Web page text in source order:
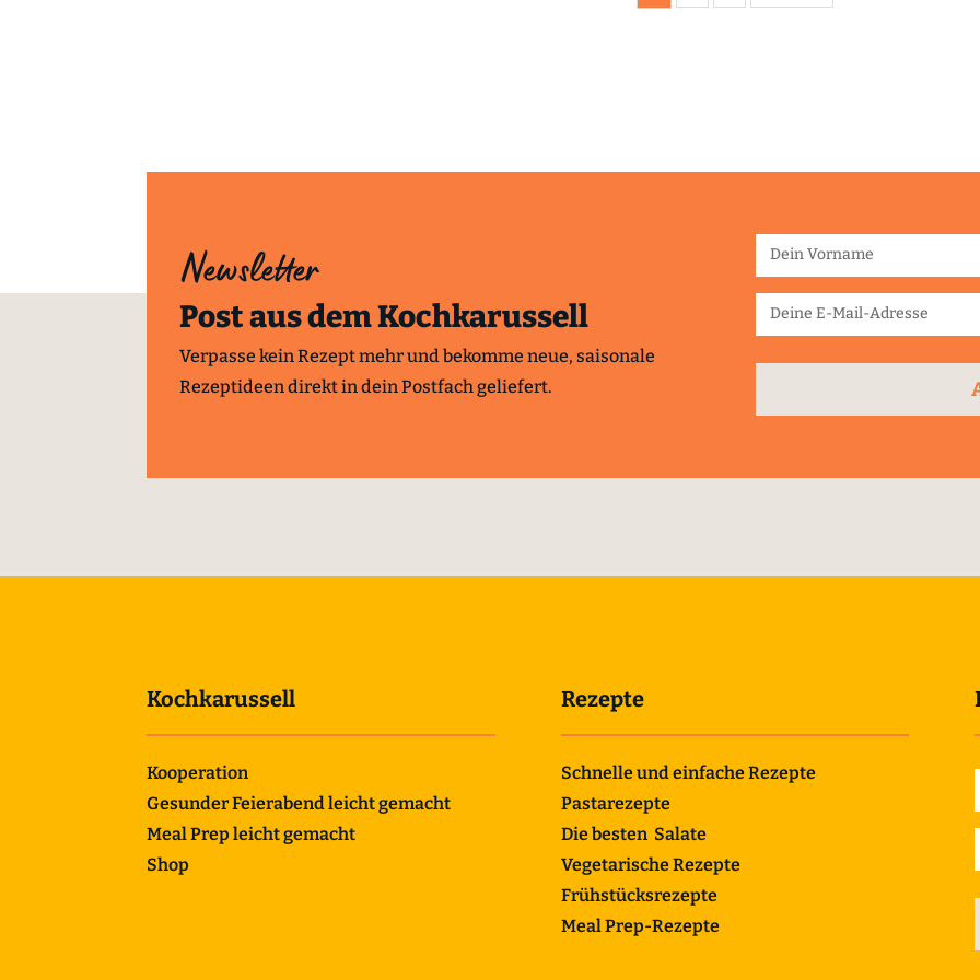
Newsletter
Post aus dem Kochkarussell
Verpasse kein Rezept mehr und bekomme neue, saisonale
Rezeptideen direkt in dein Postfach geliefert.
Kochkarussell
Kooperation
Gesunder Feierabend leicht gemacht
Meal Prep leicht gemacht
Shop
Rezepte
Schnelle und einfache Rezepte
Pastarezepte
Die besten Salate
Vegetarische Rezepte
Frühstücksrezepte
Meal Prep-Rezepte